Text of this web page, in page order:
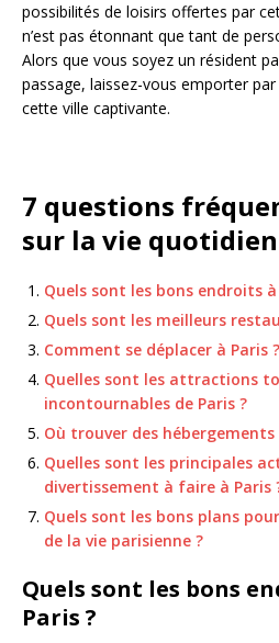
possibilités de loisirs offertes par
n’est pas étonnant que tant de
Alors que vous soyez un résident
passage, laissez-vous emporter
cette ville captivante.
7 questions
sur la vie
Quels sont les bons endroits
Quels sont les meilleurs
Comment se déplacer à Paris ?
Quelles sont les attractions
incontournables de Paris ?
Où trouver des
Quelles sont les principales
divertissement à faire à Paris
Quels sont les bons plans
de la vie parisienne ?
Quels sont les bons
Paris ?